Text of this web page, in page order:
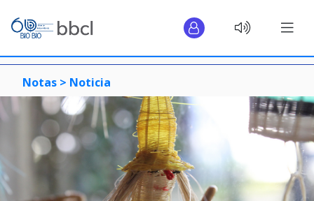
Notas > Noticia